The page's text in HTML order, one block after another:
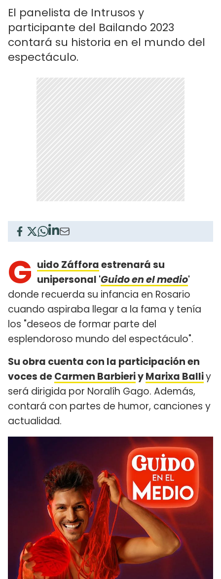
El panelista de Intrusos y
participante del Bailando 2023
contará su historia en el mundo del
espectáculo.
G uido Záfforaestrenará su
unipersonal 'Guido en el medio'
donde recuerda su infancia en Rosario
cuando aspiraba llegar a la fama y tenía
los "deseos de formar parte del
esplendoroso mundo del espectáculo".
Su obra cuenta con la participación en
voces deCarmen BarbieriyMarixa Balliy
será dirigida por Noralíh Gago. Además,
contará con partes de humor, canciones y
actualidad.